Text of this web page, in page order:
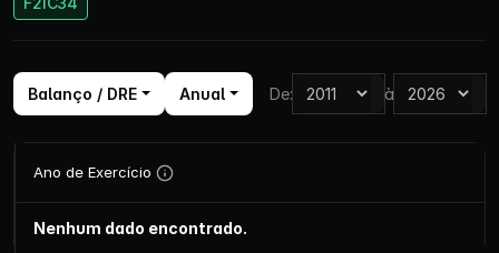
Balanço / DRE Anual De: à
Ano de Exercício
Nenhum dado encontrado.